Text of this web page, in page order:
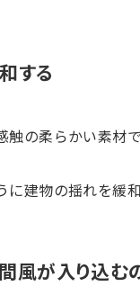
する
の柔らかい素材で
建物の揺れを緩
風が入り込む